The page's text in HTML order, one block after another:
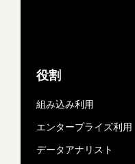
役割
組み込み利用
エンタープライズ利用
データアナリスト